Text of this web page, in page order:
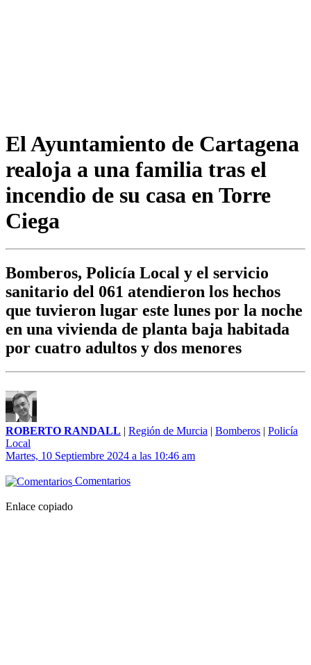
El Ayuntamiento de Cartagena
realoja a una familia tras el
incendio de su casa en Torre
Ciega
Bomberos, Policía Local y el servicio
sanitario del 061 atendieron los hechos
que tuvieron lugar este lunes por la noche
en una vivienda de planta baja habitada
por cuatro adultos y dos menores
ROBERTO RANDALL | Región de Murcia | Bomberos | Policía
Local
Martes, 10 Septiembre 2024 a las 10:46 am
Comentarios
Enlace copiado